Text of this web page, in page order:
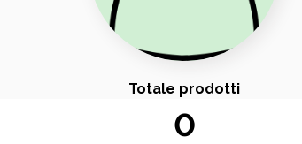
Totale prodotti
0